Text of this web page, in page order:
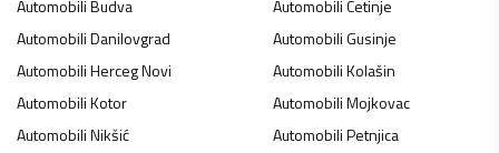
AutomobiliBudva AutomobiliCetinje
AutomobiliDanilovgrad AutomobiliGusinje
AutomobiliHerceg Novi AutomobiliKolašin
AutomobiliKotor AutomobiliMojkovac
AutomobiliNikšić AutomobiliPetnjica